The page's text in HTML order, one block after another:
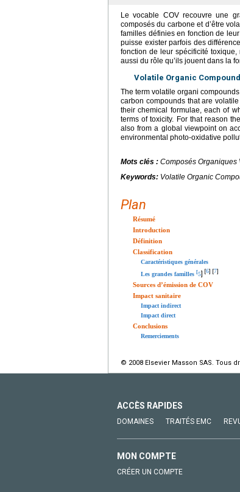
Le vocable COV recouvre une
composés du carbone et d’être
familles définies en fonction de
puisse exister parfois des
fonction de leur spécificité
aussi du rôle qu’ils jouent dans la
Volatile Organic
The term volatile organi
carbon compounds that are
their chemical formulae, each of
terms of toxicity. For that reason
also from a global viewpoint on
environmental photo-oxidative
Mots clés : Composés Organiques
Keywords: Volatile Organic
Plan
Résumé
Introduction
Définition
Classification
Caractéristiques générales
Les grandes familles [5] [6] [7]
Sources d’émission de COV
Impact sanitaire
Impact indirect
Impact direct
Conclusions
Remerciements
© 2008 Elsevier Masson SAS. Tous
ACCÈS RAPIDES
DOMAINES TRAITÉS EMC
MON COMPTE
CRÉER UN COMPTE